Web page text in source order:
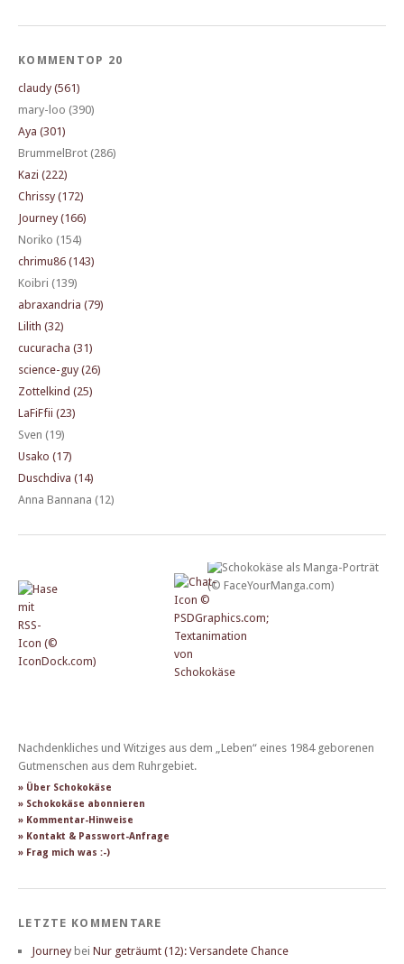
KOMMENTOP 20
claudy (561)
mary-loo (390)
Aya (301)
BrummelBrot (286)
Kazi (222)
Chrissy (172)
Journey (166)
Noriko (154)
chrimu86 (143)
Koibri (139)
abraxandria (79)
Lilith (32)
cucuracha (31)
science-guy (26)
Zottelkind (25)
LaFiFfii (23)
Sven (19)
Usako (17)
Duschdiva (14)
Anna Bannana (12)
Nachdenkliches und Witziges aus dem „Leben“ eines 1984 geborenen
Gutmenschen aus dem Ruhrgebiet.
» Über Schokokäse
» Schokokäse abonnieren
» Kommentar-Hinweise
» Kontakt & Passwort-Anfrage
» Frag mich was :-)
LETZTE KOMMENTARE
Journey bei Nur geträumt (12): Versandete Chance